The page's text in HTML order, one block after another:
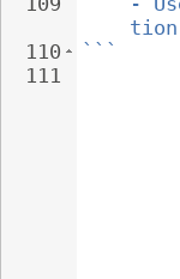
110
111
```